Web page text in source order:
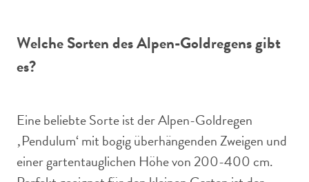
Welche Sorten des Alpen-Goldregens gibt
es?
Eine beliebte Sorte ist der Alpen-Goldregen
‚Pendulum‘ mit bogig überhängenden Zweigen und
einer gartentauglichen Höhe von 200-400 cm.